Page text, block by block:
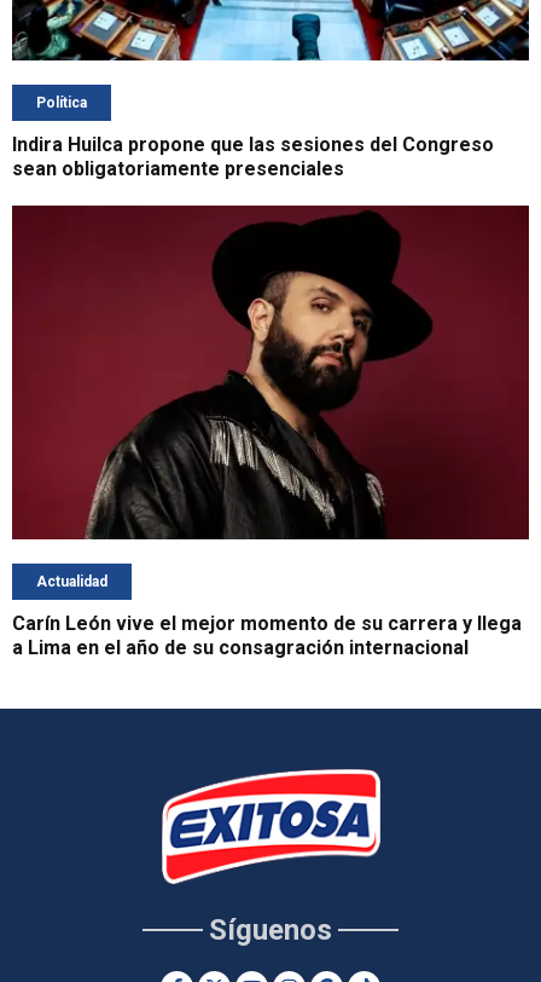
Política
Indira Huilca propone que las sesiones del Congreso
sean obligatoriamente presenciales
Actualidad
Carín León vive el mejor momento de su carrera y llega
a Lima en el año de su consagración internacional
Síguenos